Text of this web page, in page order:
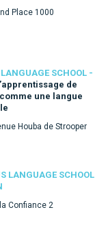
Place 1000
SCHOOL -
de
une langue
Houba de Strooper
LANGUAGE SCHOOL
Confiance 2